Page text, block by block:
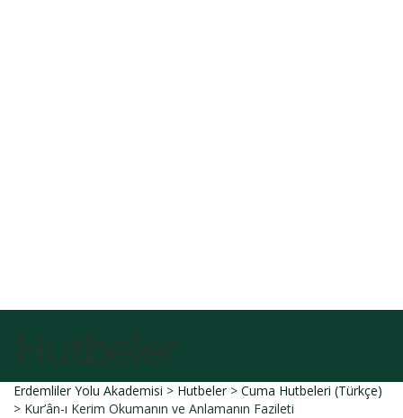
Erdemliler Yolu Akademisi > Hutbeler> Cuma Hutbeleri (Türkçe)
> Kur’ân-ı Kerim Okumanın ve Anlamanın Fazileti